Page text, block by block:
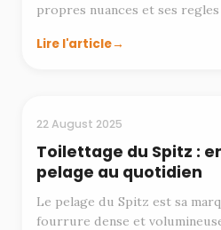
propres nuances et ses
Lire l'article
TOILETTAGE
22 August 2025
Toilettage du Spitz :
pelage au quotidien
Le pelage du Spitz est sa
fourrure dense et